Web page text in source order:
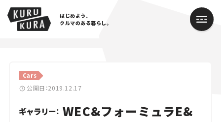
はじめよう、
クルマのある暮らし。
Cars
公開日：2019.12.17
ギャラリー： WEC&フォーミュラE&
Cars
Lifestyle